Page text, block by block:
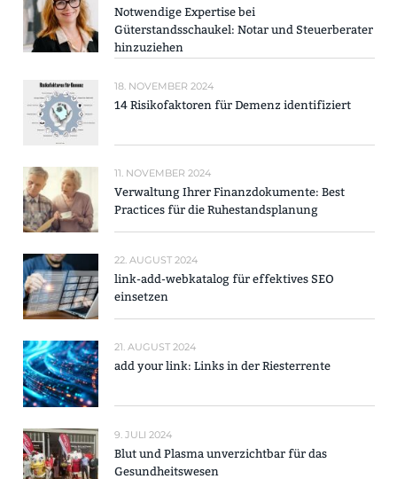
Notwendige Expertise bei
Güterstandsschaukel: Notar und Steuerberater
hinzuziehen
18. NOVEMBER 2024
14 Risikofaktoren für Demenz identifiziert
11. NOVEMBER 2024
Verwaltung Ihrer Finanzdokumente: Best
Practices für die Ruhestandsplanung
22. AUGUST 2024
link-add-webkatalog für effektives SEO
einsetzen
21. AUGUST 2024
add your link: Links in der Riesterrente
9. JULI 2024
Blut und Plasma unverzichtbar für das
Gesundheitswesen